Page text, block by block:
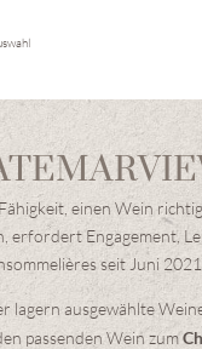
einen Wein richtig
erfordert Engagement,
seit Juni
lagern ausgewählte
passenden Wein zum